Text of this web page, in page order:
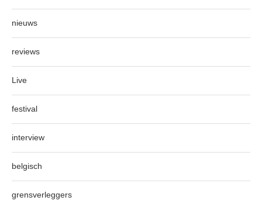
nieuws
reviews
Live
festival
interview
belgisch
grensverleggers